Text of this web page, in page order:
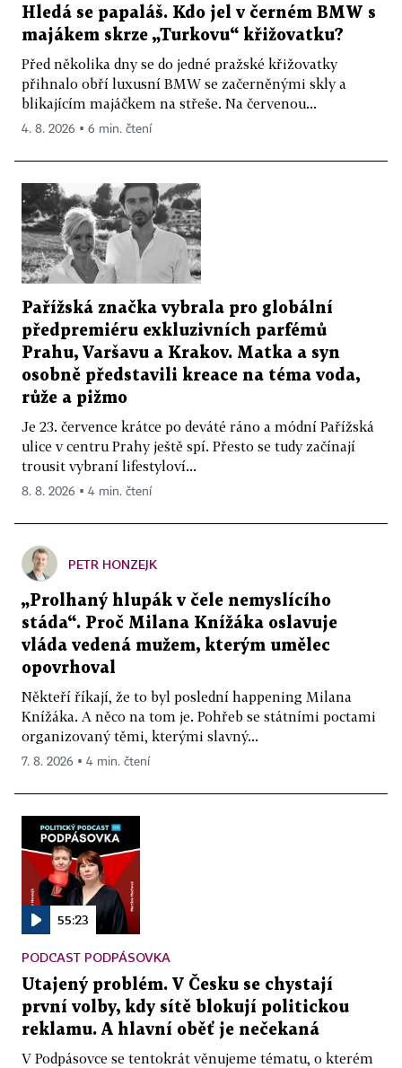
Hledá se papaláš. Kdo jel v černém BMW s
majákem skrze „Turkovu“ křižovatku?
Před několika dny se do jedné pražské křižovatky
přihnalo obří luxusní BMW se začerněnými skly a
blikajícím majáčkem na střeše. Na červenou...
4. 8. 2026 ▪ 6 min. čtení
Pařížská značka vybrala pro globální
předpremiéru exkluzivních parfémů
Prahu, Varšavu a Krakov. Matka a syn
osobně představili kreace na téma voda,
růže a pižmo
Je 23. července krátce po deváté ráno a módní Pařížská
ulice v centru Prahy ještě spí. Přesto se tudy začínají
trousit vybraní lifestyloví...
8. 8. 2026 ▪ 4 min. čtení
PETR HONZEJK
„Prolhaný hlupák v čele nemyslícího
stáda“. Proč Milana Knížáka oslavuje
vláda vedená mužem, kterým umělec
opovrhoval
Někteří říkají, že to byl poslední happening Milana
Knížáka. A něco na tom je. Pohřeb se státními poctami
organizovaný těmi, kterými slavný...
7. 8. 2026 ▪ 4 min. čtení
55:23
PODCAST PODPÁSOVKA
Utajený problém. V Česku se chystají
první volby, kdy sítě blokují politickou
reklamu. A hlavní oběť je nečekaná
V Podpásovce se tentokrát věnujeme tématu, o kterém